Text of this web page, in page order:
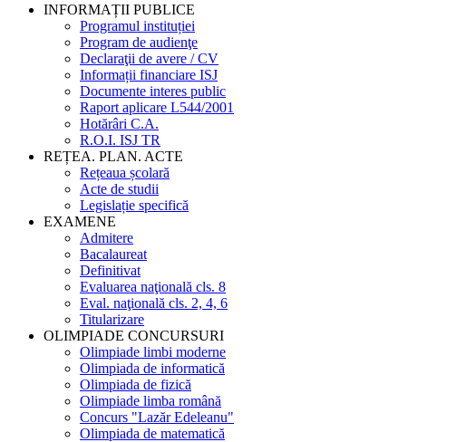
INFORMAȚII PUBLICE
Programul instituției
Program de audienţe
Declaraţii de avere / CV
Informații financiare ISJ
Documente interes public
Raport aplicare L544/2001
Hotărâri C.A.
R.O.I. ISJ TR
REȚEA. PLAN. ACTE
Rețeaua școlară
Acte de studii
Legislație specifică
EXAMENE
Admitere
Bacalaureat
Definitivat
Evaluarea naţională cls. 8
Eval. naţională cls. 2, 4, 6
Titularizare
OLIMPIADE CONCURSURI
Olimpiade limbi moderne
Olimpiada de informatică
Olimpiada de fizică
Olimpiade limba română
Concurs "Lazăr Edeleanu"
Olimpiada de matematică